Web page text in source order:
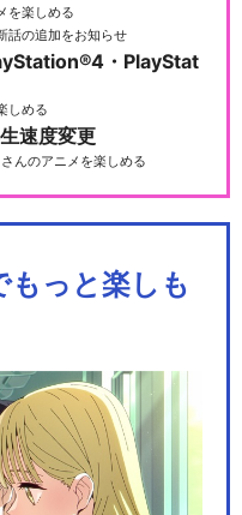
を楽しめる
話の追加をお知らせ
・PlayStat
しめる
速度変更
んのアニメを楽しめる
もっと楽しも